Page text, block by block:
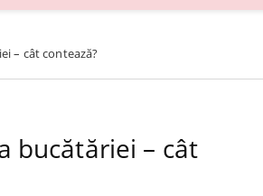
– cât contează?
bucătăriei – cât